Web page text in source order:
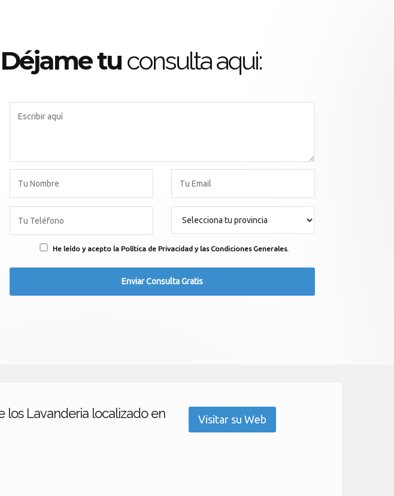
Déjame tu consulta aqui:
He leído y acepto la Política de Privacidad y las Condiciones Generales.
los Lavanderia localizado en
Visitar su Web